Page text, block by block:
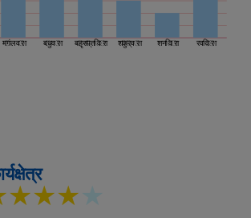
मंगलवार बुधवार बृहस्पतिवार शुक्रवार शनिवार रविवार
★